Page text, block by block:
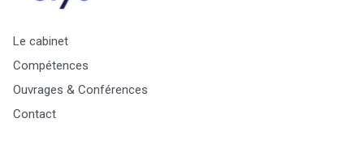
Le cabinet
Compétences
Ouvrages & Conférences
Contact